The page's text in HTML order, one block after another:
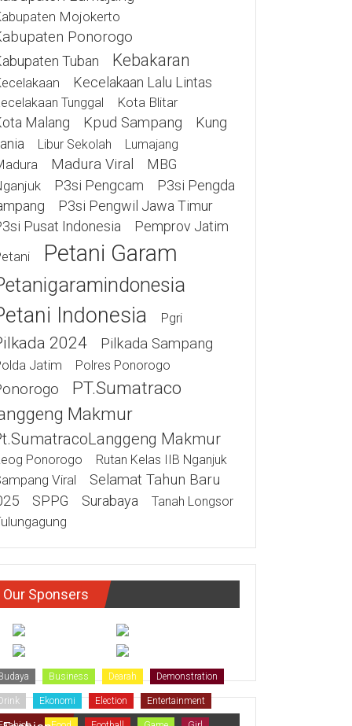
Mojokerto
Ponorogo
Tuban Kebakaran
Kecelakaan Lalu Lintas
Tunggal Kota Blitar
Malang Kpud Sampang
Kung
Libur Sekolah Lumajang
Madura Viral MBG
P3si Pengcam
P3si Pengda
P3si Pengwil Jawa Timur
Pusat Indonesia
Pemprov Jatim
Petani Garam
Indonesia Pgri
2024 Pilkada Sampang
Jatim Polres Ponorogo
PT.Sumatraco
Makmur
Makmur
Ponorogo Rutan Kelas IIB Nganjuk
Viral
Selamat Tahun Baru
SPPG Surabaya Tanah Longsor
Our Sponsers
Business Dearah Demonstration
Drink Ekonomi Election Entertainment